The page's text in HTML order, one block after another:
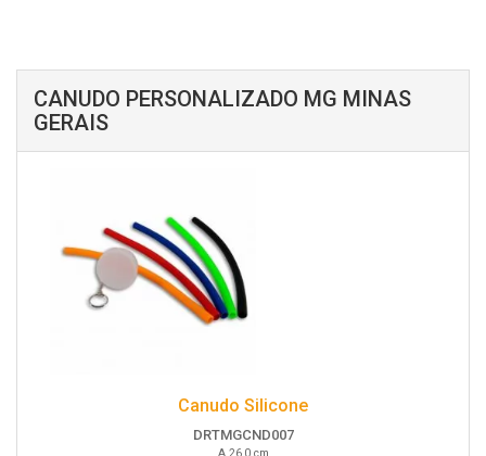
CANUDO PERSONALIZADO MG MINAS
GERAIS
Canudo Silicone
DRTMGCND007